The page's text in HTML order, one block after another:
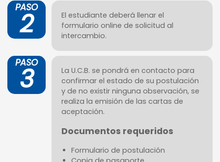
PASO
2
El estudiante deberá llenar el
formulario online de solicitud al
intercambio.
PASO
3
La U.C.B. se pondrá en contacto para
confirmar el estado de su postulación
y de no existir ninguna observación, se
realiza la emisión de las cartas de
aceptación.
Documentos requeridos
Formulario de postulación